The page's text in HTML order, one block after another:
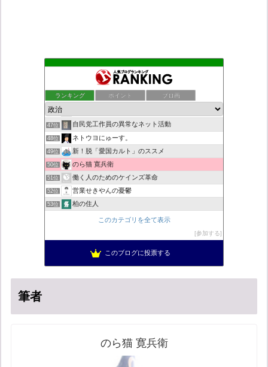
ランキング ポイント ブロ画
マトメノフミ 〜一輪の「九の魔方陣・老子の道と徳」の花が咲く
こんなニュースにでくわした
45位 日本第一！ニュース録
46位
47位 自民党工作員の異常なネット活動
48位 ネトウヨにゅーす。
49位 新！脱「愛国カルト」のススメ
50位 のら猫 寛兵衛
51位 働く人のためのケインズ革命
52位 営業せきやんの憂鬱
53位 柏の住人
小野公使のブログ
ブリキ屋
このカテゴリを全て表示
参加する
このブログに投票する
筆者
のら猫 寛兵衛